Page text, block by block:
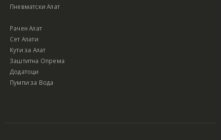
Пневматски Алат
Рачен Алат
Сет Алати
Кути за Алат
Заштитна Опрема
Додатоци
Пумпи за Вода